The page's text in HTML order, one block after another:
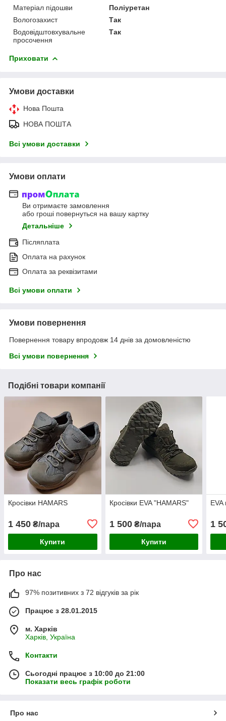
Матеріал підошви
Поліуретан
Вологозахист
Так
Водовідштовхувальне
просочення
Так
Приховати
Умови доставки
Нова Пошта
НОВА ПОШТА
Всі умови доставки
Умови оплати
Ви отримаєте замовлення
або гроші повернуться на вашу картку
Детальніше
Післяплата
Оплата на рахунок
Оплата за реквізитами
Всі умови оплати
Умови повернення
Повернення товару впродовж 14 днів за домовленістю
Всі умови повернення
Подібні товари компанії
Кросівки HAMARS
1 450 ₴/пара
Купити
Кросівки EVA "HAMARS"
1 500₴/пара
Купити
EVA
1
Про нас
97% позитивних з 72 відгуків за рік
Працює з 28.01.2015
м. Харків
Харків, Україна
Контакти
Сьогодні працює з 10:00 до 21:00
Показати весь графік роботи
Про нас